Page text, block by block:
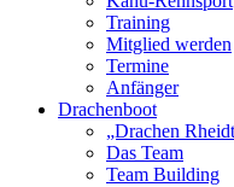
Training
Mitglied werden
Termine
Anfänger
Drachenboot
„Drachen
Das Team
Team Building